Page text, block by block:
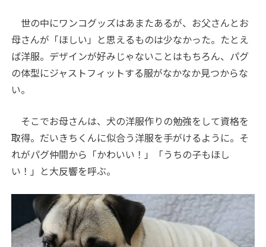
世の中にワンコグッズはあまたあるが、お父さんとお
母さんが「ほしい」と思えるものは少なかった。たとえ
ば洋服。デザインが好みじゃないことはもちろん、パグ
の体型にジャストフィットする服がなかなか見つからな
い。
そこでお母さんは、犬の洋服作りの勉強をして資格を
取得。だいきちくんに似合う洋服を手がけるように。そ
れがパグ仲間から「かわいい！」「うちの子もほし
い！」と大反響を呼ぶ。